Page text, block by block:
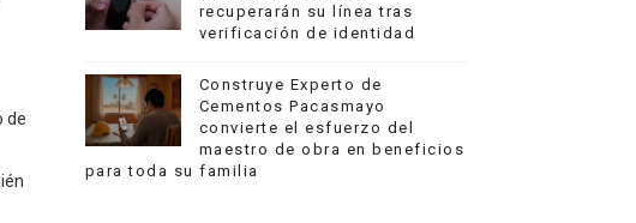
de
recuperarán su línea tras
verificación de identidad
Construye Experto de
Cementos Pacasmayo
convierte el esfuerzo del
maestro de obra en beneficios
para toda su familia